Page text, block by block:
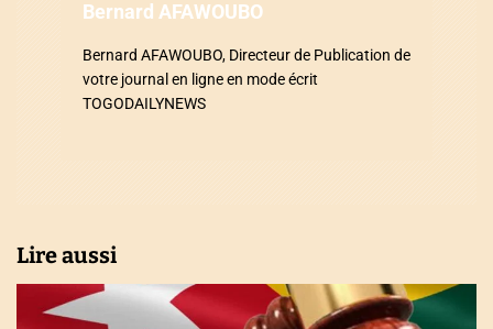
Bernard AFAWOUBO
Bernard AFAWOUBO, Directeur de Publication de
votre journal en ligne en mode écrit
TOGODAILYNEWS
Lire aussi